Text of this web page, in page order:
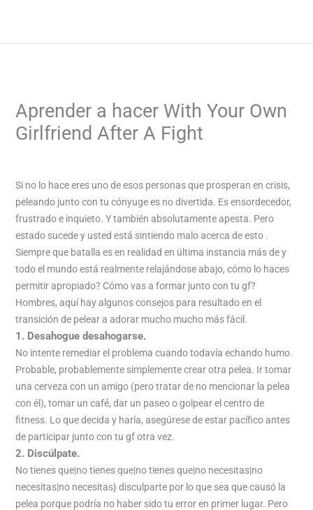
content
Aprender a hacer With Your Own
Girlfriend After A Fight
Si no lo hace eres uno de esos personas que prosperan en crisis,
peleando junto con tu cónyuge es no divertida. Es ensordecedor,
frustrado e inquieto. Y también absolutamente apesta. Pero
estado sucede y usted está sintiendo malo acerca de esto .
Siempre que batalla es en realidad en última instancia más de y
todo el mundo está realmente relajándose abajo, cómo lo haces
permitir apropiado? Cómo vas a formar junto con tu gf?
Hombres, aquí hay algunos consejos para resultado en el
transición de pelear a adorar mucho mucho más fácil.
1. Desahogue desahogarse.
No intente remediar el problema cuando todavía echando humo.
Probable, probablemente simplemente crear otra pelea. Ir tomar
una cerveza con un amigo (pero tratar de no mencionar la pelea
con él), tomar un café, dar un paseo o golpear el centro de
fitness. Lo que decida y haría, asegúrese de estar pacífico antes
de participar junto con tu gf otra vez.
2. Discúlpate.
No tienes que|no tienes que|no tienes que|no necesitas|no
necesitas|no necesitas} disculparte por lo que sea que causó la
pelea porque podría no haber sido tu error en primer lugar. Pero